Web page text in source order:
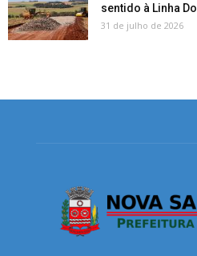
sentido à Linha
31 de julho de 2026